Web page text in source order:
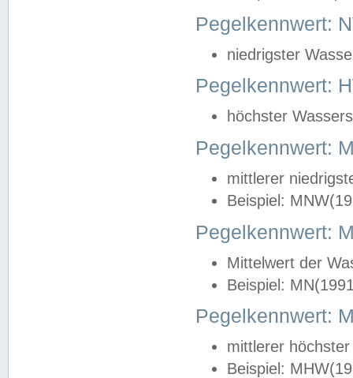
Pegelkennwert:
niedrigster
Pegelkennwert:
höchster
Pegelkennwert:
mittlerer
Beispiel:
Pegelkennwert:
Mittelwert der
Beispiel:
Pegelkennwert:
mittlerer
Beispiel: